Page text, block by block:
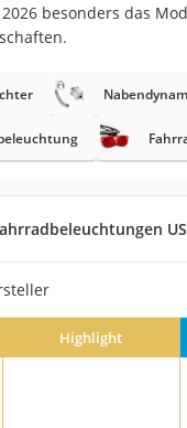
Koffer
Herren
besonders das
Highlight